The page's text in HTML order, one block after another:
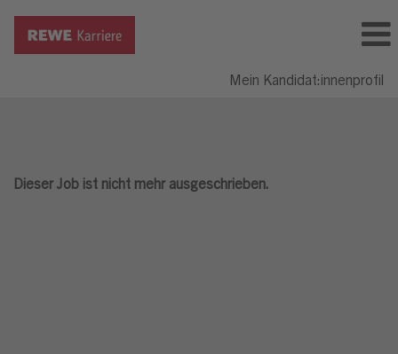
Mein Kandidat:innenprofil
Dieser Job ist nicht mehr ausgeschrieben.